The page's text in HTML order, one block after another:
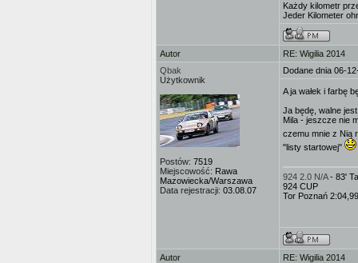
Każdy kilometr
Jeder Kilometer
Autor
RE: Wigilia 2014
Qbak
Użytkownik
Postów: 7519
Miejscowość: Rawa
Mazowiecka/Warszawa
Data rejestracji: 03.08.07
Dodane dnia 06-
A ja wałek i farbę
Ja będę, walne
Mila - jeszcze nie
czemu mnie z Nią
"listy startowej"
924 2.0 N/A- 83'
924 CUP
Tor Poznań
Autor
RE: Wigilia 2014